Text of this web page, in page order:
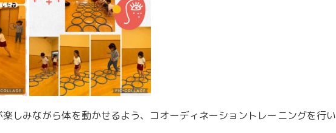
しみながら体を動かせるよう、コオーディネーショントレーニングを行い